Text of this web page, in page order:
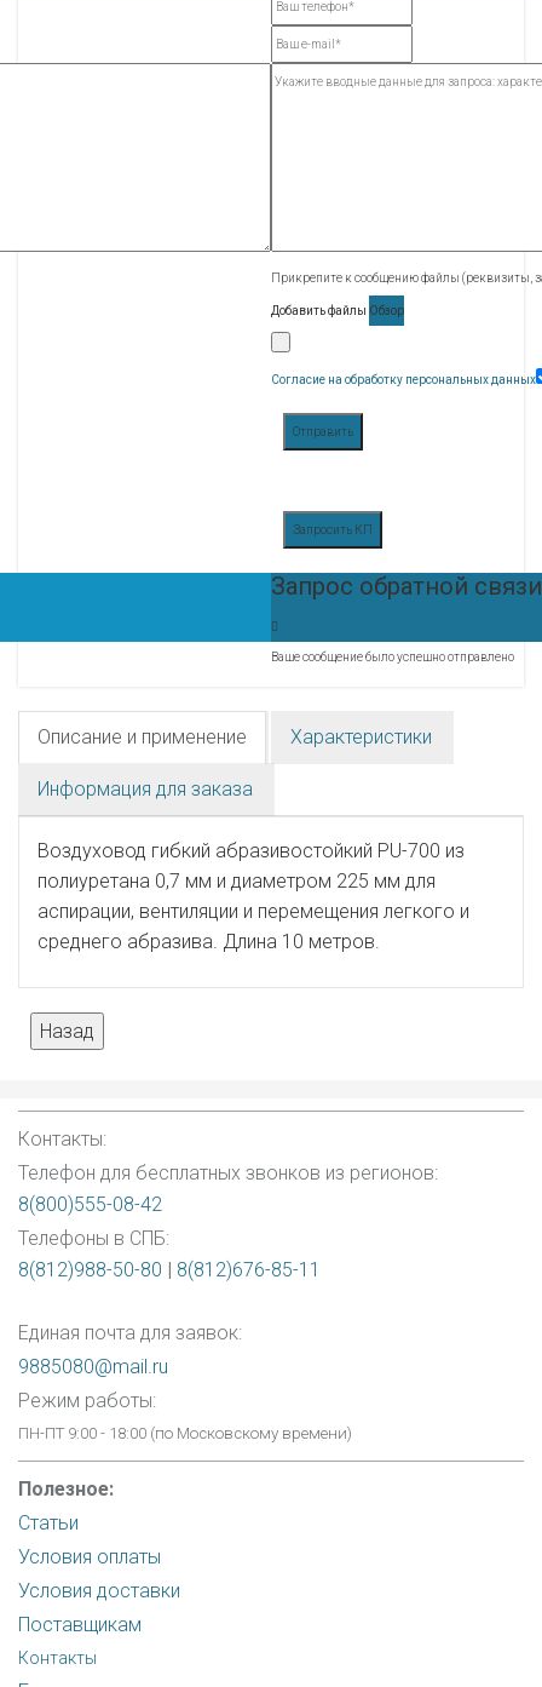
Прикрепите к сообщению файлы (реквизиты,
Добавить файлы Обзор
Согласие на обработку персональных данных
Отправить
Запросить КП
Запрос обратной связи
Ваше сообщение было успешно отправлено
Описание и применение Характеристики
Информация для заказа
Воздуховод гибкий абразивостойкий PU-700 из
полиуретана 0,7 мм и диаметром 225 мм для
аспирации, вентиляции и перемещения легкого и
среднего абразива. Длина 10 метров.
Контакты:
Телефон для бесплатных звонков из регионов:
8(800)555-08-42
Телефоны в СПБ:
8(812)988-50-80 | 8(812)676-85-11
Единая почта для заявок:
9885080@mail.ru
Режим работы:
ПН-ПТ 9:00 - 18:00 (по Московскому времени)
Полезное:
Статьи
Условия оплаты
Условия доставки
Поставщикам
Контакты